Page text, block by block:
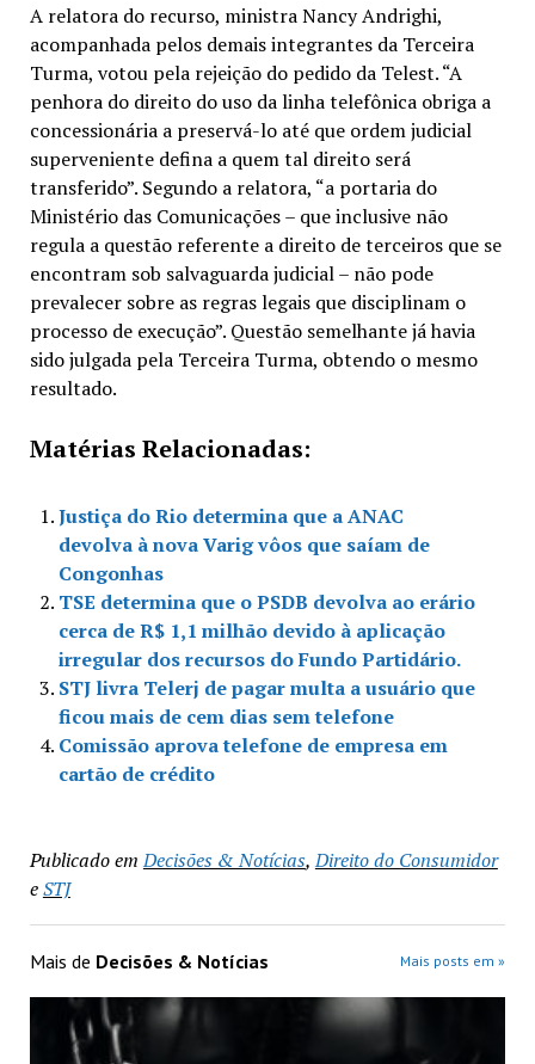
A relatora do recurso, ministra Nancy Andrighi,
acompanhada pelos demais integrantes da Terceira
Turma, votou pela rejeição do pedido da Telest. “A
penhora do direito do uso da linha telefônica obriga a
concessionária a preservá-lo até que ordem judicial
superveniente defina a quem tal direito será
transferido”. Segundo a relatora, “a portaria do
Ministério das Comunicações – que inclusive não
regula a questão referente a direito de terceiros que se
encontram sob salvaguarda judicial – não pode
prevalecer sobre as regras legais que disciplinam o
processo de execução”. Questão semelhante já havia
sido julgada pela Terceira Turma, obtendo o mesmo
resultado.
Matérias Relacionadas:
Justiça do Rio determina que a ANAC
devolva à nova Varig vôos que saíam de
Congonhas
TSE determina que o PSDB devolva ao erário
cerca de R$ 1,1 milhão devido à aplicação
irregular dos recursos do Fundo Partidário.
STJ livra Telerj de pagar multa a usuário que
ficou mais de cem dias sem telefone
Comissão aprova telefone de empresa em
cartão de crédito
Publicado em Decisões & Notícias,Direito do Consumidor
eSTJ
Mais de Decisões & Notícias Mais posts em »